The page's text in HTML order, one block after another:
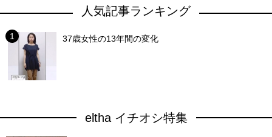
人気記事ランキング
37歳女性の13年間の変化
eltha イチオシ特集